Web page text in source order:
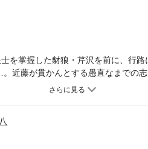
を掌握した豺狼・芹沢を前に、行
近藤が貫かんとする愚直なまでの志
Yaeko Ninagawa (C)2010